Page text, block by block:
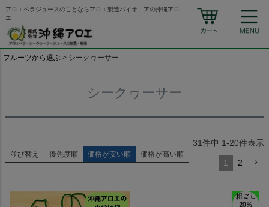
アロエベラジュースのことならアロエ製造パイオニアの沖縄アロ
エ
フルーツから選ぶ シークヮーサー
シークヮーサー
並び替え 優先度順 価格が安い順 価格が高い順
31件中 1-20件表示
1 2